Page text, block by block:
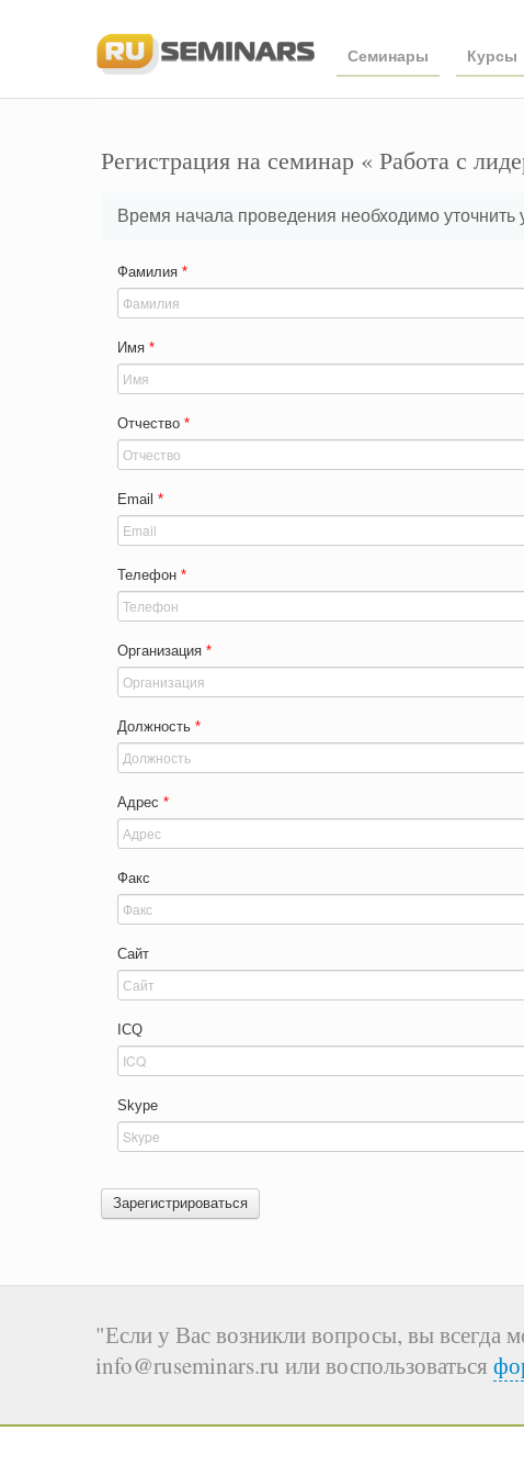
Семинары Курсы
Регистрация на семинар « Работа с
Время начала проведения необходимо уточнить
Фамилия *
Имя *
Отчество *
Email *
Телефон *
Организация *
Должность *
Адрес *
Факс
Сайт
ICQ
Skype
Зарегистрироваться
"Если у Вас возникли вопросы, вы всегда
info@ruseminars.ru или воспользоваться